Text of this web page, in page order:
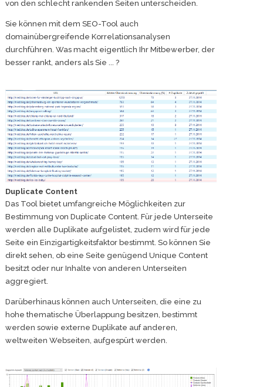
von den schlecht rankenden Seiten unterscheiden.
Sie können mit dem SEO-Tool auch
domainübergreifende Korrelationsanalysen
durchführen. Was macht eigentlich Ihr Mitbewerber, der
besser rankt, anders als Sie ... ?
Duplicate Content
Das Tool bietet umfangreiche Möglichkeiten zur
Bestimmung von Duplicate Content. Für jede Unterseite
werden alle Duplikate aufgelistet, zudem wird für jede
Seite ein Einzigartigkeitsfaktor bestimmt. So können Sie
direkt sehen, ob eine Seite genügend Unique Content
besitzt oder nur Inhalte von anderen Unterseiten
aggregiert.
Darüberhinaus können auch Unterseiten, die eine zu
hohe thematische Überlappung besitzen, bestimmt
werden sowie externe Duplikate auf anderen,
weltweiten Webseiten, aufgespürt werden.